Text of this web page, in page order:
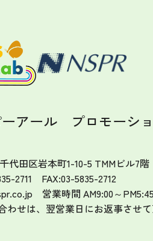
アール プロモーシ
代田区岩本町1-10-5 TMMビル7階
2711 FAX:03-5835-2712
営業時間 AM9:00～PM5:45
わせは、 翌営業日にお返事させて